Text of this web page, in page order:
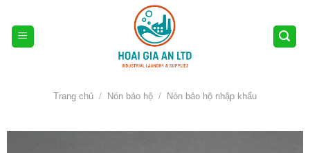
content
Trang chủ / Nón bảo hộ / Nón bảo hộ nhập khẩu